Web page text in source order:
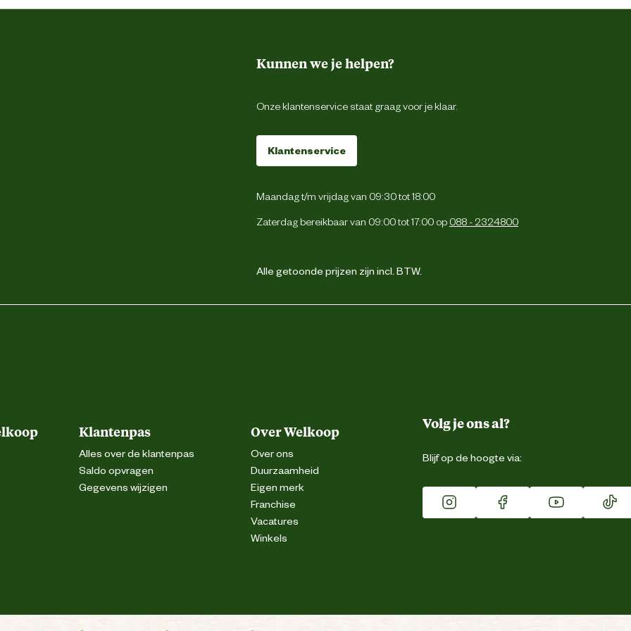
Kunnen we je helpen?
Onze klantenservice staat graag voor je klaar.
Klantenservice
Maandag t/m vrijdag van 09:30 tot 18:00
Zaterdag bereikbaar van 09:00 tot 17:00 op 088 - 2324800
Alle getoonde prijzen zijn incl. BTW.
Klantenpas
Alles over de klantenpas
Saldo opvragen
Gegevens wijzigen
Over Welkoop
Over ons
Duurzaamheid
Eigen merk
Franchise
Vacatures
Winkels
Volg je ons al?
Blijf op de hoogte via: